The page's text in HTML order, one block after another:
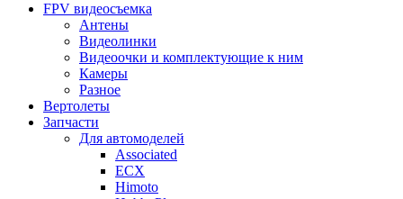
FPV видеосъемка
Антены
Видеолинки
Видеоочки и комплектующие к ним
Камеры
Разное
Вертолеты
Запчасти
Для автомоделей
Associated
ECX
Himoto